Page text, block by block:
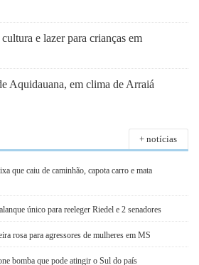
e lazer para crianças em
Aquidauana, em clima de Arraiá
+ notícias
que caiu de caminhão, capota carro e mata
único para reeleger Riedel e 2 senadores
rosa para agressores de mulheres em MS
bomba que pode atingir o Sul do país